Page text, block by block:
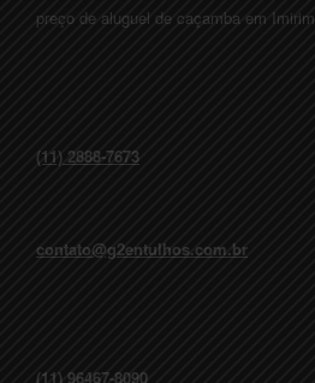
preço de aluguel de caçamba em Imirim
(11) 2888-7673
contato@g2entulhos.com.br
(11) 96467-8090